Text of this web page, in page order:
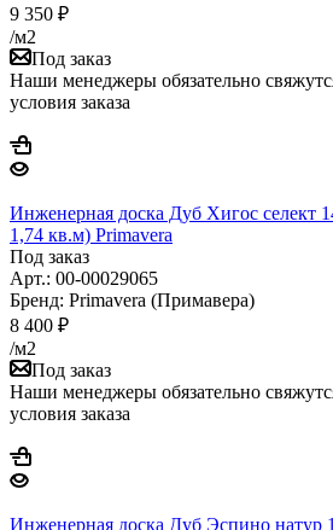
9 350 ₽
/м2
Под заказ
Наши менеджеры обязательно
условия заказа
Инженерная доска Дуб Хигос селект
1,74 кв.м) Primavera
Под заказ
Арт.: 00-00029065
Бренд: Primavera (Примавера)
8 400 ₽
/м2
Под заказ
Наши менеджеры обязательно
условия заказа
Инженерная доска Дуб Эспино натур